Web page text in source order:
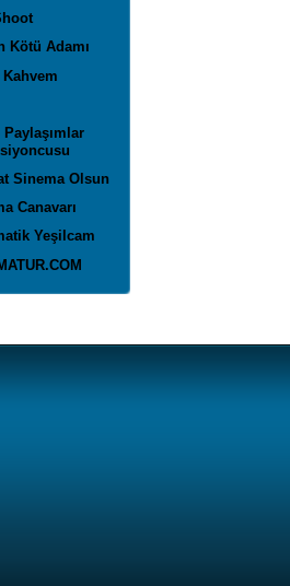
Kötü Adamı
Kahvem
Paylaşımlar
Sinema Olsun
Canavarı
Yeşilcam